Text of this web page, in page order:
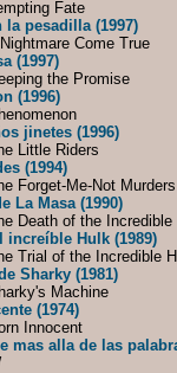
Fate
la pesadilla (1997)
Come True
(1997)
the Promise
(1996)
jinetes (1996)
Little Riders
(1994)
Forget-Me-Not Murders
La Masa (1990)
Death of the Incredible
increíble Hulk (1989)
Trial of the Incredible
Sharky (1981)
Machine
(1974)
Innocent
mas alla de las